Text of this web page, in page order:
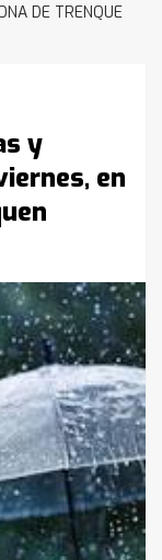
DE TRENQUE
y
en